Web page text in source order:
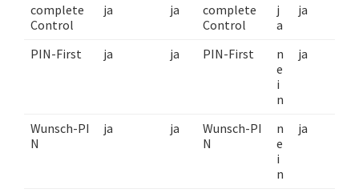
complete
Control
ja ja
complete
Control
j
a
ja
PIN-First ja ja PIN-First
n
e
i
n
ja
Wunsch-PI
N
ja ja
Wunsch-PI
N
n
e
i
n
ja